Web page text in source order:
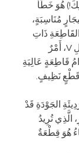
هُوَ خَطَأٌ
مُنَاسِبَةٍ،
ذَاتِ
النَصْلَيْنِ، أَوِ القَاطِعَةِ بِشَكْلِ V، أَمْرٌ
قَاطِعَةٍ عَالِيَةِ
قَطْعٍ نَظِيفٍ.
الجَوْدَةِ قَدْ
الَّذِي تُرِيدُ
هُوَ قِطْعَةٌ